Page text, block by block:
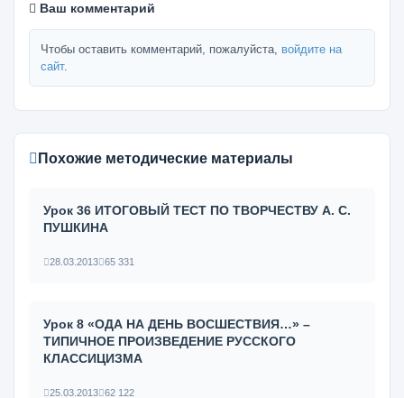
Ваш комментарий
Чтобы оставить комментарий, пожалуйста, войдите на
сайт.
Похожие методические материалы
Урок 36 ИТОГОВЫЙ ТЕСТ ПО ТВОРЧЕСТВУ А. С.
ПУШКИНА
28.03.2013 65 331
Урок 8 «ОДА НА ДЕНЬ ВОСШЕСТВИЯ…» –
ТИПИЧНОЕ ПРОИЗВЕДЕНИЕ РУССКОГО
КЛАССИЦИЗМА
25.03.2013 62 122